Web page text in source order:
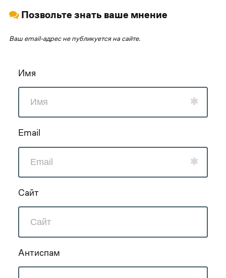
Позвольте знать ваше мнение
Ваш email-адрес не публикуется на сайте.
Имя
Email
Сайт
Антиспам